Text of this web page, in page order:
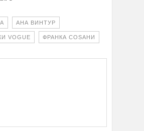
АНА ВИНТУР
VOGUE ФРАНКА СОЅАНИ